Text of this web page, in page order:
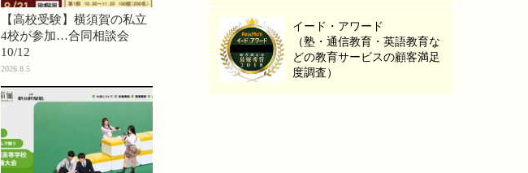
【高校受験】横須賀の私立
4校が参加…合同相談会
10/12
2026.8.5
イード・アワード
（塾・通信教育・英語教育な
どの教育サービスの顧客満足
度調査）